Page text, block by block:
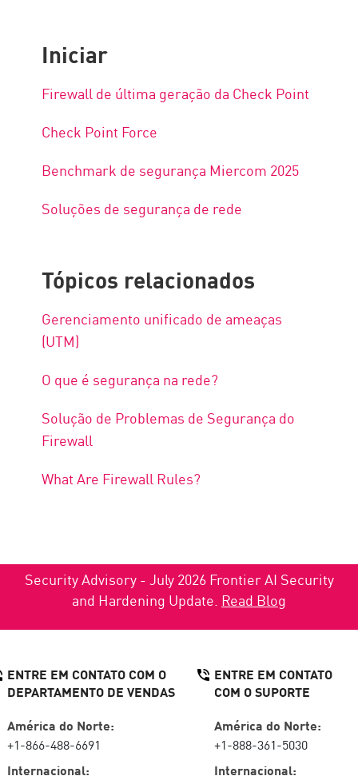
Iniciar
Firewall de última geração da Check Point
Check Point Force
Benchmark de segurança Miercom 2025
Soluções de segurança de rede
Tópicos relacionados
Gerenciamento unificado de ameaças
(UTM)
O que é segurança na rede?
Solução de Problemas de Segurança do
Firewall
What Are Firewall Rules?
Security Advisory - July 2026 Frontier AI Security
and Hardening Update. Read Blog
ENTRE EM CONTATO COM O
DEPARTAMENTO DE VENDAS
América do Norte:
+1-866-488-6691
Internacional:
ENTRE EM CONTATO
COM O SUPORTE
América do Norte:
+1-888-361-5030
Internacional: